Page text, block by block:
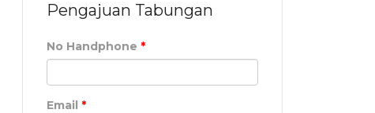
Pengajuan Tabungan
No Handphone *
Email *